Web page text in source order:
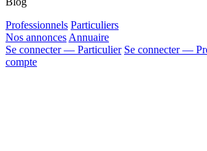
Professionnels Particuliers
Nos annonces Annuaire
Se connecter — Particulier Se connecter —
compte